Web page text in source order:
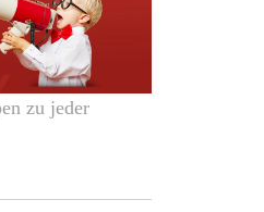
zu jeder